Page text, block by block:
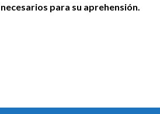
para su aprehensión.